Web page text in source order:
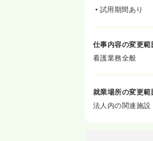
試用期間あり
仕事内容の変更範
看護業務全般
就業場所の変更範
法人内の関連施設